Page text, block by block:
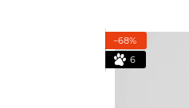
−68%
6